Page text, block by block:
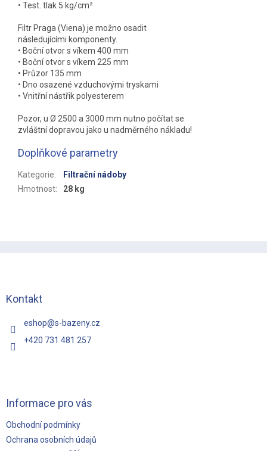
• Test. tlak 5 kg/cm²
Filtr Praga (Viena) je možno osadit
následujícími komponenty.
• Boční otvor s víkem 400 mm
• Boční otvor s víkem 225 mm
• Průzor 135 mm
• Dno osazené vzduchovými tryskami
• Vnitřní nástřik polyesterem
Pozor, u Ø 2500 a 3000 mm nutno počítat se
zvláštní dopravou jako u nadměrného nákladu!
Doplňkové parametry
Kategorie:
Filtrační nádoby
Hmotnost: 28 kg
Kontakt
eshop@s-bazeny.cz
+420 731 481 257
Informace pro vás
Obchodní podmínky
Ochrana osobních údajů